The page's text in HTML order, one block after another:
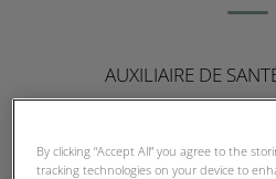
AUXILIAIRE DE
By clicking “Accept All” you agree to the
tracking technologies on your device to